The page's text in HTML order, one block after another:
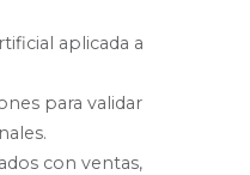
aplicada a
para validar
con ventas,